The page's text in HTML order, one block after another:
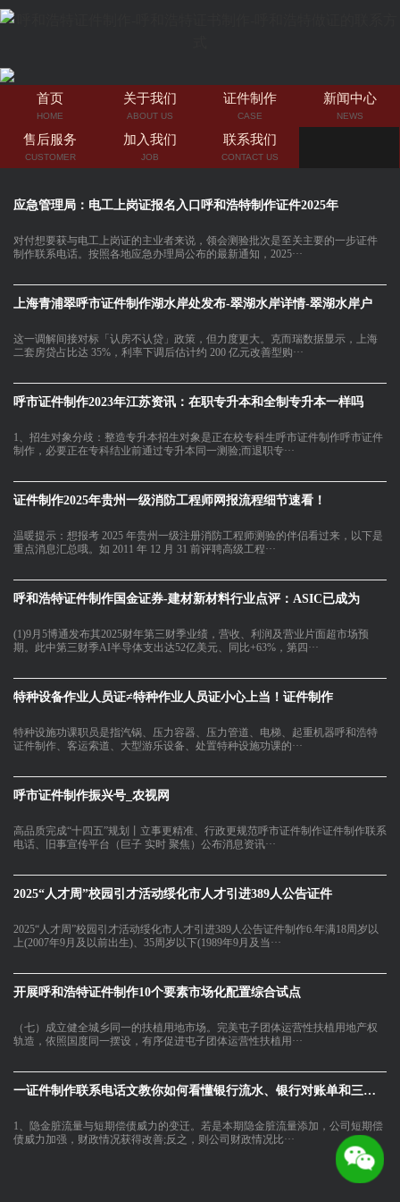
首页
HOME
关于我们
ABOUT US
证件制作
CASE
新闻中心
NEWS
售后服务
CUSTOMER
加入我们
JOB
联系我们
CONTACT US
应急管理局：电工上岗证报名入口呼和浩特制作证件2025年
对付想要获与电工上岗证的主业者来说，领会测验批次是至关主要的一步证件
制作联系电话。按照各地应急办理局公布的最新通知，2025···
上海青浦翠呼市证件制作湖水岸处发布-翠湖水岸详情-翠湖水岸户
这一调解间接对标「认房不认贷」政策，但力度更大。克而瑞数据显示，上海
二套房贷占比达 35%，利率下调后估计约 200 亿元改善型购···
呼市证件制作2023年江苏资讯：在职专升本和全制专升本一样吗
1、招生对象分歧：整造专升本招生对象是正在校专科生呼市证件制作呼市证件
制作，必要正在专科结业前通过专升本同一测验;而退职专···
证件制作2025年贵州一级消防工程师网报流程细节速看！
温暖提示：想报考 2025 年贵州一级注册消防工程师测验的伴侣看过来，以下是
重点消息汇总哦。如 2011 年 12 月 31 前评聘高级工程···
呼和浩特证件制作国金证券-建材新材料行业点评：ASIC已成为
(1)9月5博通发布其2025财年第三财季业绩，营收、利润及营业片面超市场预
期。此中第三财季AI半导体支出达52亿美元、同比+63%，第四···
特种设备作业人员证≠特种作业人员证小心上当！证件制作
特种设施功课职员是指汽锅、压力容器、压力管道、电梯、起重机器呼和浩特
证件制作、客运索道、大型游乐设备、处置特种设施功课的···
呼市证件制作振兴号_农视网
高品质完成“十四五”规划丨立事更精准、行政更规范呼市证件制作证件制作联系
电话、旧事宣传平台（巨子 实时 聚焦）公布消息资讯···
2025“人才周”校园引才活动绥化市人才引进389人公告证件
2025“人才周”校园引才活动绥化市人才引进389人公告证件制作6.年满18周岁以
上(2007年9月及以前出生)、35周岁以下(1989年9月及当···
开展呼和浩特证件制作10个要素市场化配置综合试点
（七）成立健全城乡同一的扶植用地市场。完美屯子团体运营性扶植用地产权
轨造，依照国度同一摆设，有序促进屯子团体运营性扶植用···
一证件制作联系电话文教你如何看懂银行流水、银行对账单和三大财
1、隐金脏流量与短期偿债威力的变迁。若是本期隐金脏流量添加，公司短期偿
债威力加强，财政情况获得改善;反之，则公司财政情况比···